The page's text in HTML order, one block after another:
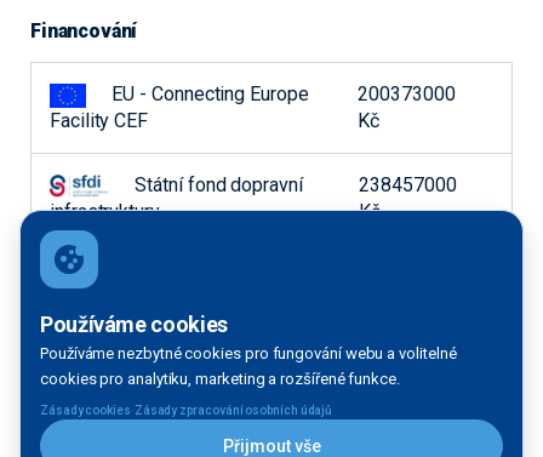
Používáme cookies
Používáme nezbytné cookies pro fungování webu a volitelné
cookies pro analytiku, marketing a rozšířené funkce.
Zásady cookies·Zásady zpracování osobních údajů
Přijmout vše
Financování
EU - Connecting Europe
Facility CEF
200373000
Kč
Státní fond dopravní
infrastruktury
238457000
Kč
Účel projektu